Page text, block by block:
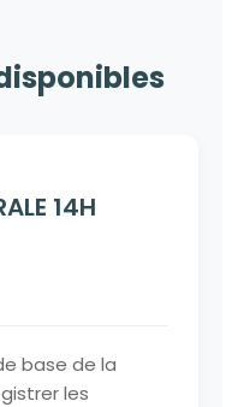
14H
base de la
les